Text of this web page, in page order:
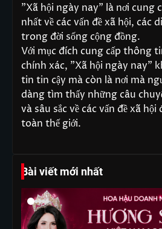
"Xã hội ngày nay" là nơi cung
nhất về các vấn đề xã hội, các
trong đời sống cộng đồng.
Với mục đích cung cấp thông
chính xác, "Xã hội ngày nay"
tin tin cậy mà còn là nơi mà
dàng tìm thấy những câu
và sâu sắc về các vấn đề xã
toàn thế giới.
Bài viết mới nhất